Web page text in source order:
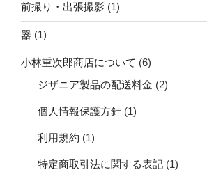
前撮り・出張撮影 (1)
器 (1)
小林重次郎商店について (6)
ジザニア製品の配送料金 (2)
個人情報保護方針 (1)
利用規約 (1)
特定商取引法に関する表記 (1)